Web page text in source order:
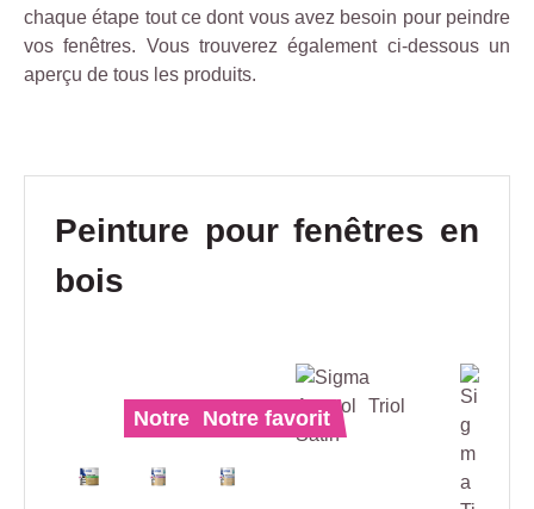
chaque étape tout ce dont vous avez besoin pour peindre
vos fenêtres. Vous trouverez également ci-dessous un
aperçu de tous les produits.
Ignorer la galerie de produits
Peinture pour fenêtres en
bois
Notre favoritNotre favorit